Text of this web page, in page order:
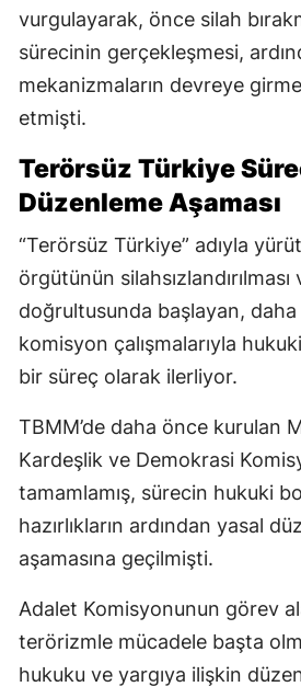
vurgulayarak, önce silah
sürecinin gerçekleşmesi,
mekanizmaların devreye
etmişti.
Terörsüz Türkiye
Düzenleme Aşaması
“Terörsüz Türkiye” adıyla
örgütünün
doğrultusunda başlayan, daha
komisyon çalışmalarıyla
bir süreç olarak ilerliyor.
TBMM’de daha önce kurulan
Kardeşlik ve Demokrasi
tamamlamış, sürecin hukuki
hazırlıkların ardından yasal
aşamasına geçilmişti.
Adalet Komisyonunun görev
terörizmle mücadele başta
hukuku ve yargıya ilişkin